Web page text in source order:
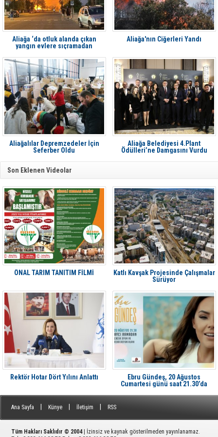
Aliağa ‘da otluk alanda çıkan
yangın evlere sıçramadan
Aliağa'nın Ciğerleri Yandı
Aliağalılar Depremzedeler İçin
Seferber Oldu
Aliağa Belediyesi 4.Plant
Ödülleri’ne Damgasını Vurdu
Son Eklenen Videolar
ÖNAL TARIM TANITIM FİLMİ
Katlı Kavşak Projesinde Çalışmalar
Sürüyor
Rektör Hotar Dört Yılını Anlattı
Ebru Gündeş, 20 Ağustos
Cumartesi günü saat 21.30’da
Ana Sayfa Künye İletişim RSS
Tüm Hakları Saklıdır © 2004| İzinsiz ve kaynak gösterilmeden yayınlanamaz.